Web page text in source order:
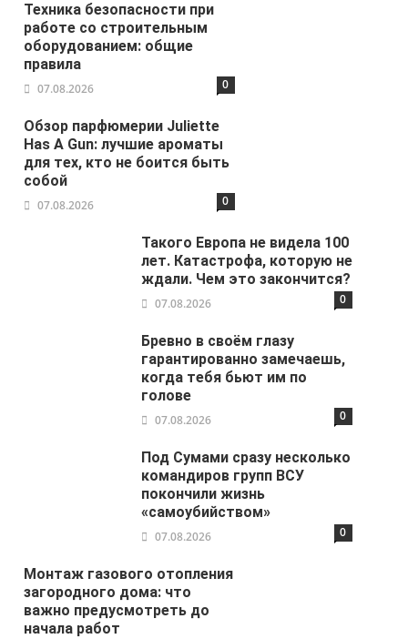
Техника безопасности при
работе со строительным
оборудованием: общие
правила
07.08.2026 0
Обзор парфюмерии Juliette
Has A Gun: лучшие ароматы
для тех, кто не боится быть
собой
07.08.2026 0
Такого Европа не видела 100
лет. Катастрофа, которую не
ждали. Чем это закончится?
07.08.2026 0
Бревно в своём глазу
гарантированно замечаешь,
когда тебя бьют им по
голове
07.08.2026 0
Под Сумами сразу несколько
командиров групп ВСУ
покончили жизнь
«самоубийством»
07.08.2026 0
Монтаж газового отопления
загородного дома: что
важно предусмотреть до
начала работ